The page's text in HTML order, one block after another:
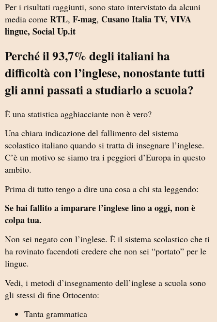
Per i risultati raggiunti, sono stato intervistato da alcuni
media come RTL, F-mag, Cusano Italia TV, VIVA
lingue, Social Up.it
Perché il 93,7% degli italiani ha
difficoltà con l’inglese, nonostante tutti
gli anni passati a studiarlo a scuola?
È una statistica agghiacciante non è vero?
Una chiara indicazione del fallimento del sistema
scolastico italiano quando si tratta di insegnare l’inglese.
C’è un motivo se siamo tra i peggiori d’Europa in questo
ambito.
Prima di tutto tengo a dire una cosa a chi sta leggendo:
Se hai fallito a imparare l’inglese fino a oggi, non è
colpa tua.
Non sei negato con l’inglese. È il sistema scolastico che ti
ha rovinato facendoti credere che non sei “portato” per le
lingue.
Vedi, i metodi d’insegnamento dell’inglese a scuola sono
gli stessi di fine Ottocento:
Tanta grammatica